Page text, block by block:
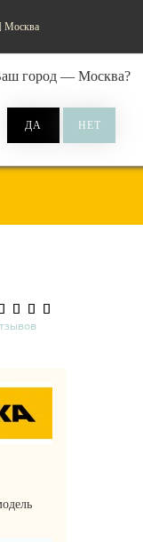
Москва
город — Москва?
0